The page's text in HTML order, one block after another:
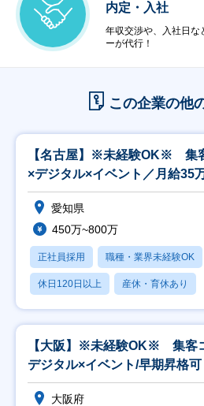
内定・入社
年収交渉や、入社日な
ーが代行！
この企業の他
【名古屋】※未経験OK※ 集
×デジタル×イベント／月給35
愛知県
450万~800万
正社員採用 職種・業界未経験OK
休日120日以上 産休・育休あり
【大阪】※未経験OK※ 集客
デジタル×イベント/早期昇格可
大阪府